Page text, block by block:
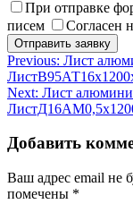
При отправке
писем
Согласен
Навигация
по
записям
Previous: Лист
Next: Лист
Добавить
Ваш адрес email не
помечены *